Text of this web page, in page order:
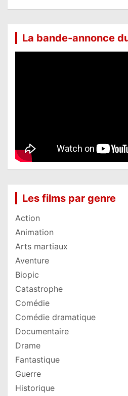
La bande-annonce
Les films par genre
Action
Animation
Arts martiaux
Aventure
Biopic
Catastrophe
Comédie
Comédie dramatique
Documentaire
Drame
Fantastique
Guerre
Historique